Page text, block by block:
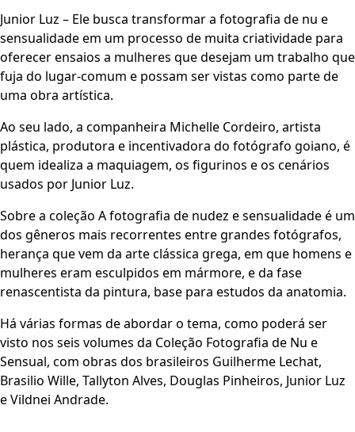
Junior Luz – Ele busca transformar a fotografia de nu e
sensualidade em um processo de muita criatividade para
oferecer ensaios a mulheres que desejam um trabalho que
fuja do lugar-comum e possam ser vistas como parte de
uma obra artística.
Ao seu lado, a companheira Michelle Cordeiro, artista
plástica, produtora e incentivadora do fotógrafo goiano, é
quem idealiza a maquiagem, os figurinos e os cenários
usados por Junior Luz.
Sobre a coleção A fotografia de nudez e sensualidade é um
dos gêneros mais recorrentes entre grandes fotógrafos,
herança que vem da arte clássica grega, em que homens e
mulheres eram esculpidos em mármore, e da fase
renascentista da pintura, base para estudos da anatomia.
Há várias formas de abordar o tema, como poderá ser
visto nos seis volumes da Coleção Fotografia de Nu e
Sensual, com obras dos brasileiros Guilherme Lechat,
Brasilio Wille, Tallyton Alves, Douglas Pinheiros, Junior Luz
e Vildnei Andrade.